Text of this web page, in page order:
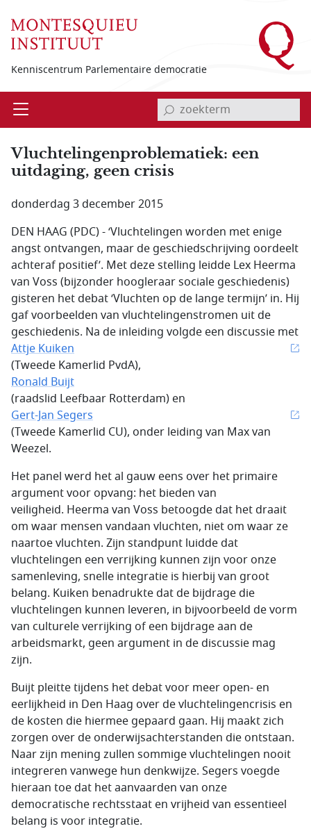
Kenniscentrum Parlementaire democratie
Open invoerveld zoekterm
Vluchtelingenproblematiek: een
uitdaging, geen crisis
donderdag 3 december 2015
DEN HAAG (PDC) - ‘Vluchtelingen worden met enige
angst ontvangen, maar de geschiedschrijving oordeelt
achteraf positief’. Met deze stelling leidde Lex Heerma
van Voss (bijzonder hoogleraar sociale geschiedenis)
gisteren het debat ‘Vluchten op de lange termijn’ in. Hij
gaf voorbeelden van vluchtelingenstromen uit de
geschiedenis. Na de inleiding volgde een discussie met
Attje Kuiken
(Tweede Kamerlid PvdA),
Ronald Buijt
(raadslid Leefbaar Rotterdam) en
Gert-Jan Segers
(Tweede Kamerlid CU), onder leiding van Max van
Weezel.
Het panel werd het al gauw eens over het primaire
argument voor opvang: het bieden van
veiligheid. Heerma van Voss betoogde dat het draait
om waar mensen vandaan vluchten, niet om waar ze
naartoe vluchten. Zijn standpunt luidde dat
vluchtelingen een verrijking kunnen zijn voor onze
samenleving, snelle integratie is hierbij van groot
belang. Kuiken benadrukte dat de bijdrage die
vluchtelingen kunnen leveren, in bijvoorbeeld de vorm
van culturele verrijking of een bijdrage aan de
arbeidsmarkt, geen argument in de discussie mag
zijn.
Buijt pleitte tijdens het debat voor meer open- en
eerlijkheid in Den Haag over de vluchtelingencrisis en
de kosten die hiermee gepaard gaan. Hij maakt zich
zorgen over de onderwijsachterstanden die ontstaan.
Naar zijn mening zullen sommige vluchtelingen nooit
integreren vanwege hun denkwijze. Segers voegde
hieraan toe dat het aanvaarden van onze
democratische rechtsstaat en vrijheid van essentieel
belang is voor integratie.